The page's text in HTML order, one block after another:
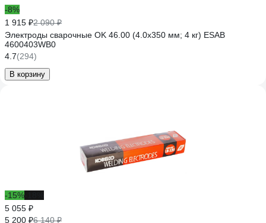
-8%
1 915 ₽2 090 ₽
Электроды сварочные OK 46.00 (4.0х350 мм; 4 кг) ESAB
4600403WB0
4.7(294)
В корзину
-15%
5 055 ₽
5 200 ₽6 140 ₽